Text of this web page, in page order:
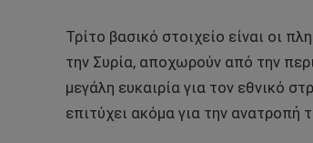
Τρίτο βασικό στοιχείο είναι οι
την Συρία, αποχωρούν από την
μεγάλη ευκαιρία για τον εθνικό
επιτύχει ακόμα για την ανατροπή